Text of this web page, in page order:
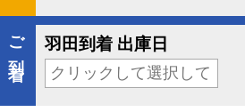
日曜 月曜 火曜
30 31 1 2
6 7 8 9
ご到着 羽田到着 出庫日